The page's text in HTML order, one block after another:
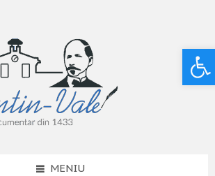
MENIU
Deschide bara de unelte